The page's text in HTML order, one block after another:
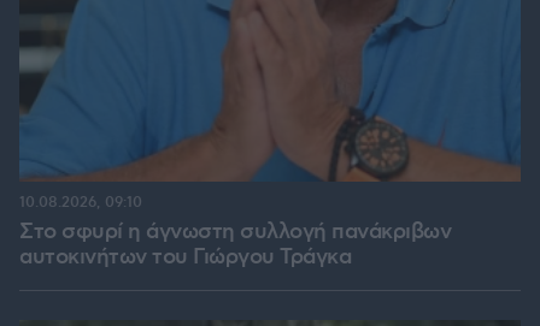
Στο σφυρί η άγνωστη συλλογή πανάκριβων
αυτοκινήτων του Γιώργου Τράγκα
10.08.2026, 09:10